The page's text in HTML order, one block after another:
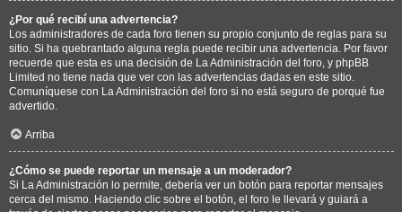
¿Por qué recibí una advertencia?
Los administradores de cada foro tienen su propio conjunto de reglas para su
sitio. Si ha quebrantado alguna regla puede recibir una advertencia. Por favor
recuerde que esta es una decisión de La Administración del foro, y phpBB
Limited no tiene nada que ver con las advertencias dadas en este sitio.
Comuníquese con La Administración del foro si no está seguro de porqué fue
advertido.
Arriba
¿Cómo se puede reportar un mensaje a un moderador?
Si La Administración lo permite, debería ver un botón para reportar mensajes
cerca del mismo. Haciendo clic sobre el botón, el foro le llevará y guiará a